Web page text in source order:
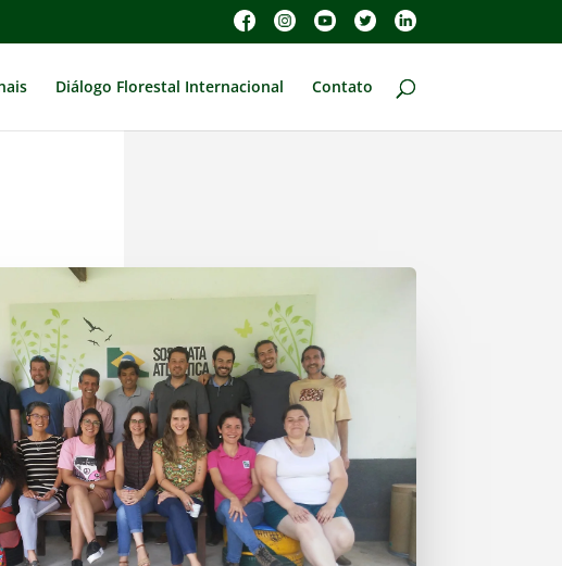
Diálogo Florestal Internacional Contato